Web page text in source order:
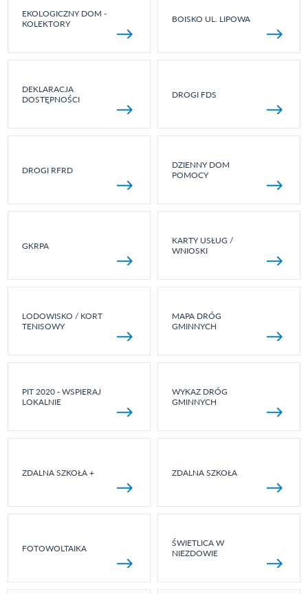
EKOLOGICZNY DOM -
KOLEKTORY
BOISKO UL. LIPOWA
DEKLARACJA
DOSTĘPNOŚCI
DROGI FDS
DROGI RFRD
DZIENNY DOM
POMOCY
GKRPA
KARTY USŁUG /
WNIOSKI
LODOWISKO / KORT
TENISOWY
MAPA DRÓG
GMINNYCH
PIT 2020 - WSPIERAJ
LOKALNIE
WYKAZ DRÓG
GMINNYCH
ZDALNA SZKOŁA + ZDALNA SZKOŁA
FOTOWOLTAIKA
ŚWIETLICA W
NIEZDOWIE